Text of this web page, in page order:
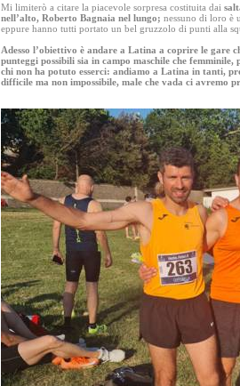
Mi limiterò a citare la piacevole sorpresa costituita dai
nell’alto, Roberto Bagnaia nel lungo; nessuno di loro è
eppure hanno tutti portato un bel gruzzolo di punti alla
Adesso l’obiettivo è andare a Latina a coprire le gare
punteggi possibili sia in campo maschile che
chi non ha potuto esserci: andiamo a Latina in tanti,
difficile ma non impossibile, male che vada ci avremo